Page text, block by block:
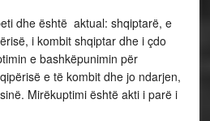
dhe është aktual: shqiptarë, e
i kombit shqiptar dhe i çdo
e bashkëpunimin për
e të kombit dhe jo ndarjen,
Mirëkuptimi është akti i parë i